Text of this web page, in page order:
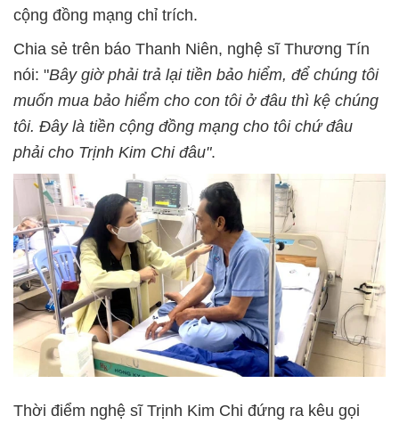
cộng đồng mạng chỉ trích.
Chia sẻ trên báo Thanh Niên, nghệ sĩ Thương Tín
nói: "Bây giờ phải trả lại tiền bảo hiểm, để chúng tôi
muốn mua bảo hiểm cho con tôi ở đâu thì kệ chúng
tôi. Đây là tiền cộng đồng mạng cho tôi chứ đâu
phải cho Trịnh Kim Chi đâu".
Thời điểm nghệ sĩ Trịnh Kim Chi đứng ra kêu gọi